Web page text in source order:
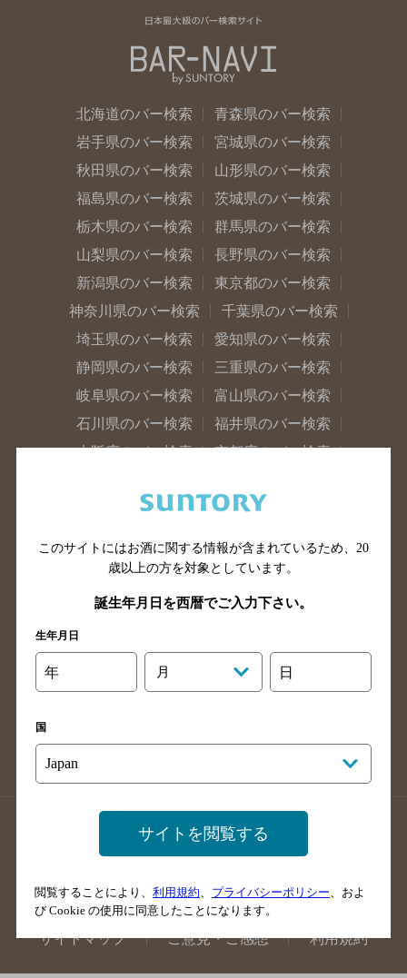
北海道のバー検索
青森県のバー検索
岩手県のバー検索
宮城県のバー検索
秋田県のバー検索
山形県のバー検索
福島県のバー検索
茨城県のバー検索
栃木県のバー検索
群馬県のバー検索
山梨県のバー検索
長野県のバー検索
新潟県のバー検索
東京都のバー検索
神奈川県のバー検索
千葉県のバー検索
埼玉県のバー検索
愛知県のバー検索
静岡県のバー検索
三重県のバー検索
岐阜県のバー検索
富山県のバー検索
石川県のバー検索
福井県のバー検索
大阪府のバー検索
京都府のバー検索
滋賀県のバー検索
和歌山県のバー検索
山口県のバー検索
鳥取県のバー検索
島根県のバー検索
徳島県のバー検索
高知県のバー検索
福岡県のバー検索
長崎県のバー検索
佐賀県のバー検索
店舗登録方法のご案内
店舗情報更新方法のご案内
掲載店舗様ログイン
サイトマップ ご意見・ご感想 利用規約
このサイトにはお酒に関する情報が含まれているため、 20
歳以上の方を対象としています。
誕生年月日を西暦でご入力下さい。
生年月日
年 月 日
国
サイトを閲覧する
閲覧することにより、 利用規約 プライバシーポリシー 、およ
び Cookie の使用に同意したことになります。